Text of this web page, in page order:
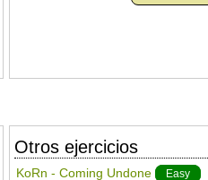
Otros ejercicios
KoRn - Coming Undone Easy